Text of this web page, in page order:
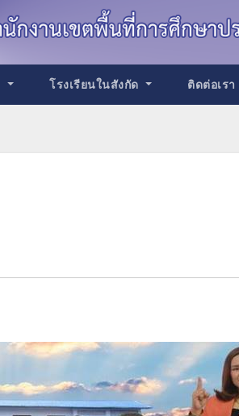
โรงเรียนในสังกัด ติดต่อเรา